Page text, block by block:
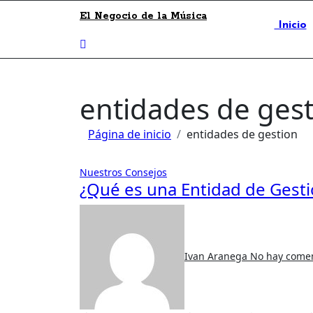
El Negocio de la Música
Inicio
entidades de
Página de inicio entidades de gestion
Nuestros Consejos
¿Qué es una Entidad de
Ivan Aranega No hay